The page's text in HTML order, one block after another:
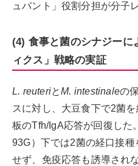
ュバント」役割分担が分子
(4) 食事と菌のシナジーに
ィクス」戦略の実証
L. reuteriとM. intestinaleの
スに対し、大豆食下で2菌
板のTfh/IgA応答が回復した
93G）下では2菌の経口接
せず、免疫応答も誘導され